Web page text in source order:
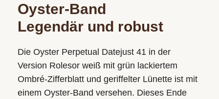
Oyster-Band
Legendär und robust
Die Oyster Perpetual Datejust 41 in der
Version Rolesor weiß mit grün lackiertem
Ombré-Zifferblatt und geriffelter Lünette ist mit
einem Oyster-Band versehen. Dieses Ende